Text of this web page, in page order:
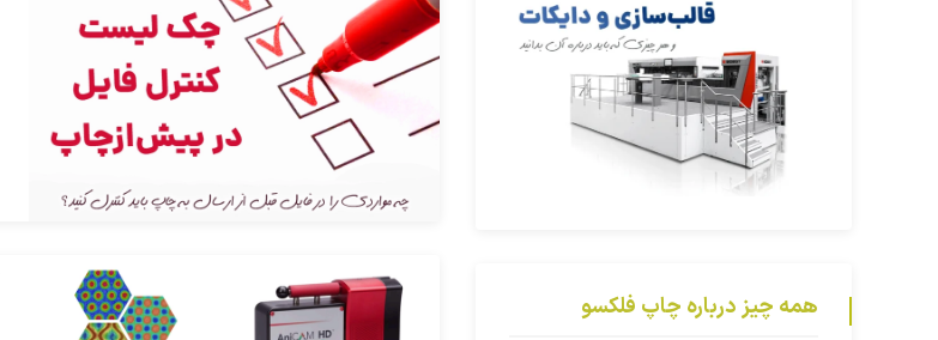
همه چیز درباره چاپ فلکسو